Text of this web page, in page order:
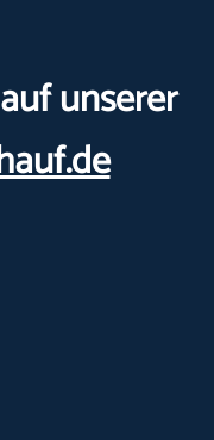
unserer